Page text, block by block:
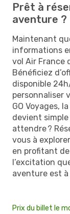
Prêt à
aventure ?
Maintenant
informations
vol Air France
Bénéficiez
disponible
personnaliser
GO Voyages,
devient
attendre ?
vous à
en profitant
l’excitation
aventure est
Prix du billet le